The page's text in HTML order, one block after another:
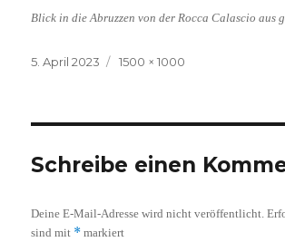
Blick in die Abruzzen von der Rocca Calascio aus
Veröffentlicht
5. April 2023
Volle
1500 × 1000
Schreibe einen
Deine E-Mail-Adresse wird nicht veröffentlicht.
sind mit * markiert